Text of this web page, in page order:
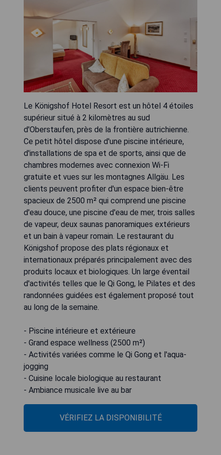
Le Königshof Hotel Resort est un hôtel 4 étoiles
supérieur situé à 2 kilomètres au sud
d'Oberstaufen, près de la frontière autrichienne.
Ce petit hôtel dispose d'une piscine intérieure,
d'installations de spa et de sports, ainsi que de
chambres modernes avec connexion Wi-Fi
gratuite et vues sur les montagnes Allgäu. Les
clients peuvent profiter d'un espace bien-être
spacieux de 2500 m² qui comprend une piscine
d'eau douce, une piscine d'eau de mer, trois salles
de vapeur, deux saunas panoramiques extérieurs
et un bain à vapeur romain. Le restaurant du
Königshof propose des plats régionaux et
internationaux préparés principalement avec des
produits locaux et biologiques. Un large éventail
d'activités telles que le Qi Gong, le Pilates et des
randonnées guidées est également proposé tout
au long de la semaine.
- Piscine intérieure et extérieure
- Grand espace wellness (2500 m²)
- Activités variées comme le Qi Gong et l'aqua-
jogging
- Cuisine locale biologique au restaurant
- Ambiance musicale live au bar
VÉRIFIEZ LA DISPONIBILITÉ